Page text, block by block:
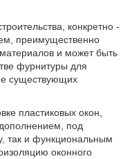
конкретно -
преимущественно
и может быть
фурнитуры для
существующих
пластиковых окон,
под
так и функциональным
оконного